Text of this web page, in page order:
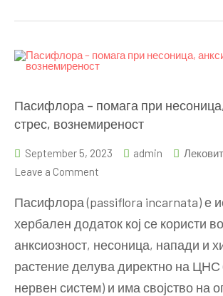
Пасифлора – помага при
стрес, вознемиреност
September 5, 2023 admin
Leave a Comment
–
помага
при
несоница,
анксиозност,
Пасифлора (passiflora incarnata) е
хербален додаток кој се користи
анксиозност, несоница, напади и
растение делува директно на ЦНС
нервен систем) и има својство на